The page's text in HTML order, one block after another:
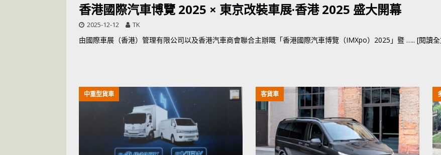
香港國際汽車博覽 2025 × 東京改裝車展·香港 2025 盛大開幕
2025-12-12 TK
由國際車展（香港）管理有限公司以及香港汽車商會聯合主辦嘅「香港國際汽車博覽（IMXpo）2025」暨 ….. [閱讀
中重型貨車 客貨車